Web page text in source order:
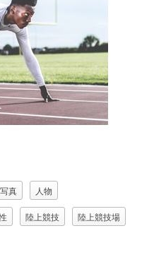
真 人物
陸上競技 陸上競技場